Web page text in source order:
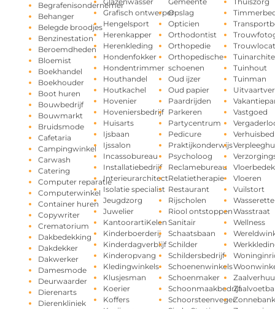
Begrafenisondernemer
Behanger
Belegde broodjes
Benzinestation
Beroemdheden
Bloemist
Boekhandel
Boekhouder
Boot huren
Bouwbedrijf
Bouwmarkt
Bruidsmode
Cafetaria
Campingwinkel
Carwash
Catering
Computer reparatie
Computerwinkel
Container huren
Copywriter
Crematorium
Dakbedekking
Dakdekker
Dakwerker
Damesmode
Deurwaarder
Dierenarts
Dierenkliniek
Grafisch ontwerper
Hengelsport
Herenkapper
Herenkleding
Hondenfokker
Hondentrimmer
Houthandel
Houtkachel
Hovenier
Hoveniersbedrijf
Huisarts
Ijsbaan
Ijssalon
Incassobureau
Installatiebedrijf
Interieurarchitect
Isolatie specialist
Jeugdzorg
Juwelier
KantoorartiKelen
Kinderboerderij
Kinderdagverblijf
Kinderopvang
Kledingwinkels
Klusjesman
Koerier
Koffers
Opslag
Opticien
Orthodontist
Orthopedie
Orthopedische
schoenen
Oud ijzer
Oud papier
Paardrijden
Parkeren
Partycentrum
Pedicure
Praktijkonderwijs
Psycholoog
Reclamebureau
Relatietherapie
Restaurant
Rijscholen
Riool ontstoppen
Sanitair
Schaatsbaan
Schilder
Schildersbedrijf
Schoenenwinkels
Schoenmaker
Schoonmaakbedrijf
Schoorsteenveger
Tuinhout
Tuinman
Vastgoed
Vloeren
Vuilstort
Wasserette
Wasstraat
Wellness
Zonnebank